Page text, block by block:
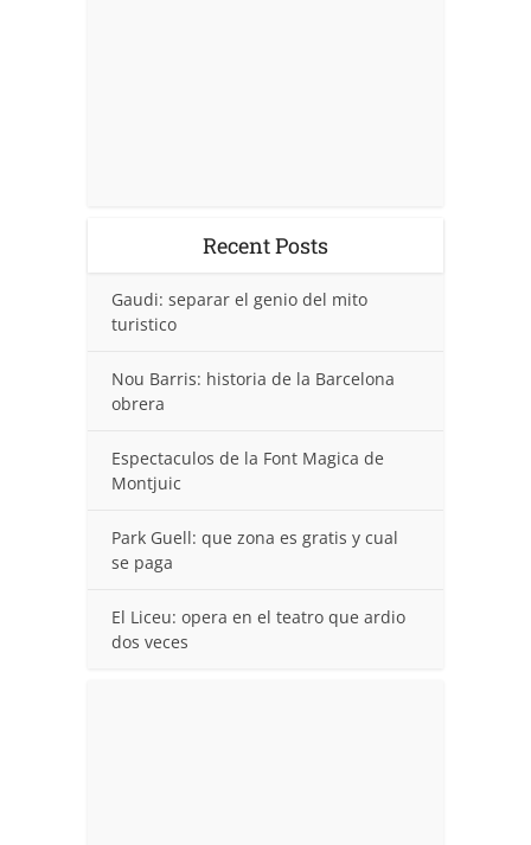
Recent Posts
Gaudi: separar el genio del mito
turistico
Nou Barris: historia de la Barcelona
obrera
Espectaculos de la Font Magica de
Montjuic
Park Guell: que zona es gratis y cual
se paga
El Liceu: opera en el teatro que ardio
dos veces